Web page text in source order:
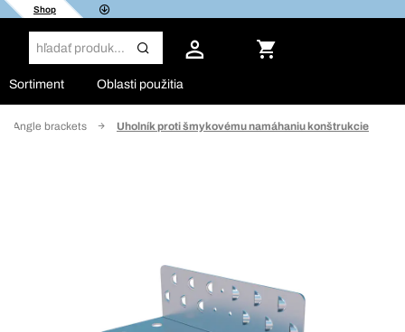
Shop
Sortiment Oblasti použitia
Angle brackets Uholník proti šmykovému namáhaniu konštrukcie